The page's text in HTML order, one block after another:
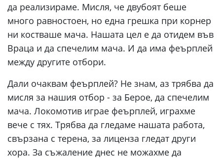
да реализираме. Мисля, че двубоят беше
много равностоен, но една грешка при корнер
ни костваше мача. Нашата цел е да отидем във
Враца и да спечелим мача. И да има феърплей
между другите отбори.
Дали очаквам феърплей? Не знам, аз трябва да
мисля за нашия отбор - за Берое, да спечелим
мача. Локомотив играе феърплей, играхме
вече с тях. Трябва да гледаме нашата работа,
свързана с терена, за лиценза гледат други
хора. За съжаление днес не можахме да